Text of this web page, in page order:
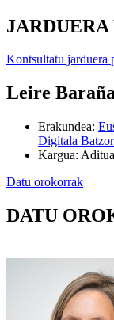
Kontsultatu jarduera
Leire
Erakundea:
Digitala
Kargua:
Datu orokorrak
DATU